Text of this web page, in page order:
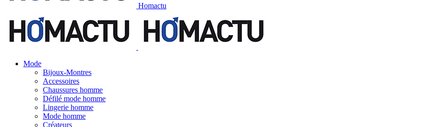
Homactu
Mode
Bijoux-Montres
Accessoires
Chaussures homme
Défilé mode homme
Lingerie homme
Mode homme
Créateurs